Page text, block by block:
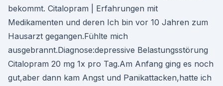
bekommt. Citalopram | Erfahrungen mit
Medikamenten und deren Ich bin vor 10 Jahren zum
Hausarzt gegangen.Fühlte mich
ausgebrannt.Diagnose:depressive Belastungsstörung
Citalopram 20 mg 1x pro Tag.Am Anfang ging es noch
gut,aber dann kam Angst und Panikattacken,hatte ich